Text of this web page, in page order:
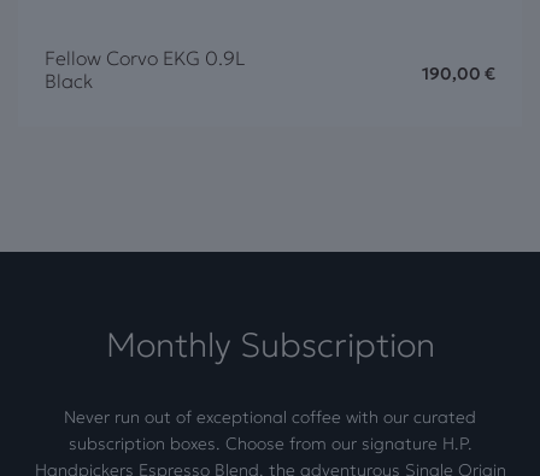
Fellow Corvo EKG 0.9L
Black
190,00 €
Monthly Subscription
Never run out of exceptional coffee with our curated
subscription boxes. Choose from our signature H.P.
Handpickers Espresso Blend, the adventurous Single Origin